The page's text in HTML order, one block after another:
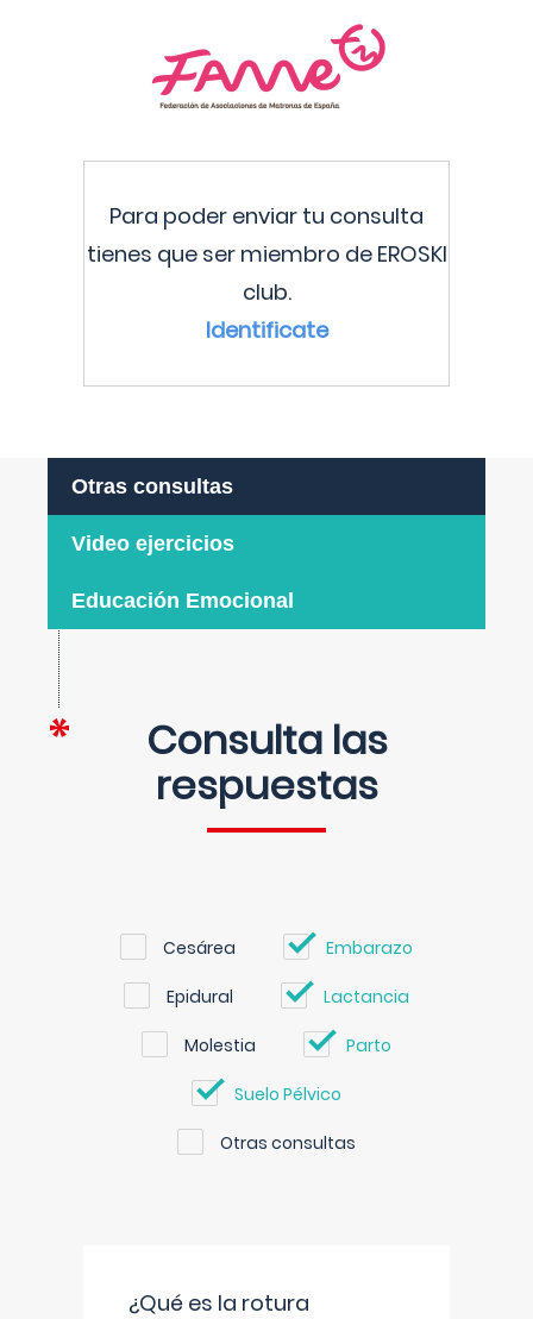
Para poder enviar tu consulta
tienes que ser miembro de EROSKI
club.
Identificate
Otras consultas
Video ejercicios
Educación Emocional
Consulta las
respuestas
Cesárea Embarazo
Epidural Lactancia
Molestia Parto
Suelo Pélvico
Otras consultas
¿Qué es la rotura